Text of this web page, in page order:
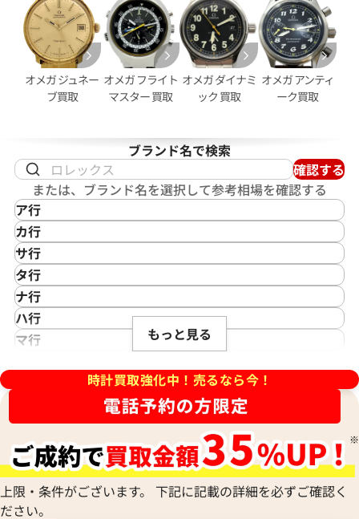
テレーション
日時点の参考買取価格です
オメガ コンステレーション
参考買取価格
263,000円
※2024年6月27日時点の参考
テレーション ブラッシュ
格
オメガ デ・ヴィル プレステ
424.10.37.20.03.001
参考買取価格
オメガ ジュネー
ブ買取
オメガ フライト
マスター 買取
オメガ ダイナミ
ック 買取
オメガ アンティ
ーク買取
ブランド名で検索
確認する
または、ブランド名を選択して参考相場を確認する
ア行
IKEPOD
アイクポッド
IWC
アイダブリューシー
Azimuth
アジムース
ANONIMO
Alain Silberstein
アラン・シルベスタイン
Armand Nicolet
アルマン・ニコレ
WALTHAM
ウォルサム
HUBLOT
カ行
CASIO
カシオ
Cartier
カルティエ
Gaga Milano
ガガミラノ
Quinting
クインティング
Cuervo y Sobrinos
クエルボ・イ・ソブリノス
CVSTOS
クストス
Chronoswiss
クロノスイス
サ行
Saint Laurent
サンローラン
Shellman
シェルマン
CITIZEN
シチズン
Chopard
ショパール
CHAUMET
ショーメ
Jacob & Co.
タ行
TAG Heuer
タグ・ホイヤー
Daniel Roth
ダニエル・ロート
TUDOR
チューダー(チュードル)
ティファニー
Dior
ディオール
ナ行
NOMOS Glashütte
ノモス グラスヒュッテ
ハ行
Hamilton
Harry Winston
ハリー・ウィンストン
Patek Philippe
Panerai
パネライ
Parmigiani Fleurier
パルミジャーニ・フルリエ
マ行
MAURICE LACROIX
モーリス・ラクロア
RALPH LAUREN
ラルフ ローレン
リシャール・ミル
Louis Vuitton
ルイ・ヴィトン
Luminox
もっと見る
時計買取強化中！売るなら今！
上限・条件がございます。 下記に記載の詳細を必ずご確認く
ださい。